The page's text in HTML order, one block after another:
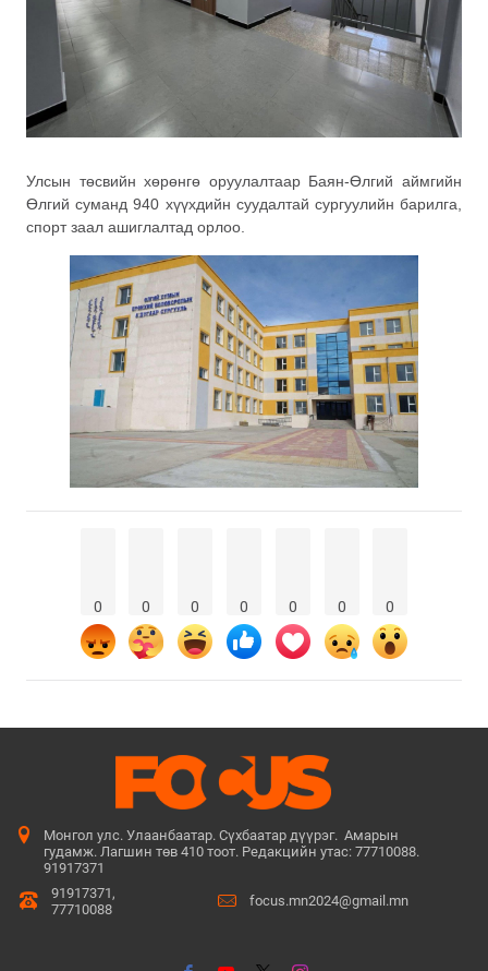
Улсын төсвийн хөрөнгө оруулалтаар Баян-Өлгий аймгийн
Өлгий суманд 940 хүүхдийн суудалтай сургуулийн барилга,
спорт заал ашиглалтад орлоо.
0 0 0 0 0 0 0
Монгол улс. Улаанбаатар. Сүхбаатар дүүрэг. Амарын
гудамж. Лагшин төв 410 тоот. Редакцийн утас: 77710088.
91917371
91917371,
77710088
focus.mn2024@gmail.mn